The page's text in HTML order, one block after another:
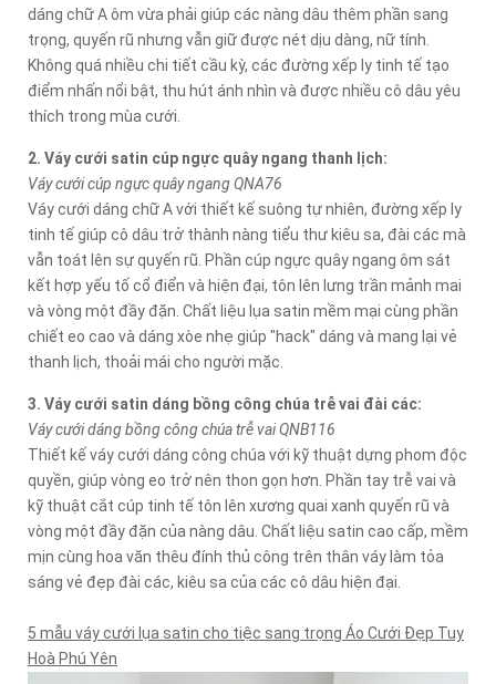
dáng chữ A ôm vừa phải giúp các nàng dâu thêm phần sang
trọng, quyến rũ nhưng vẫn giữ được nét dịu dàng, nữ tính.
Không quá nhiều chi tiết cầu kỳ, các đường xếp ly tinh tế tạo
điểm nhấn nổi bật, thu hút ánh nhìn và được nhiều cô dâu yêu
thích trong mùa cưới.
2. Váy cưới satin cúp ngực quây ngang thanh lịch:
Váy cưới cúp ngực quây ngang QNA76
Váy cưới dáng chữ A với thiết kế suông tự nhiên, đường xếp ly
tinh tế giúp cô dâu trở thành nàng tiểu thư kiêu sa, đài các mà
vẫn toát lên sự quyến rũ. Phần cúp ngực quây ngang ôm sát
kết hợp yếu tố cổ điển và hiện đại, tôn lên lưng trần mảnh mai
và vòng một đầy đặn. Chất liệu lụa satin mềm mại cùng phần
chiết eo cao và dáng xòe nhẹ giúp "hack" dáng và mang lại vẻ
thanh lịch, thoải mái cho người mặc.
3. Váy cưới satin dáng bồng công chúa trễ vai đài các:
Váy cưới dáng bồng công chúa trễ vai QNB116
Thiết kế váy cưới dáng công chúa với kỹ thuật dựng phom độc
quyền, giúp vòng eo trở nên thon gọn hơn. Phần tay trễ vai và
kỹ thuật cắt cúp tinh tế tôn lên xương quai xanh quyến rũ và
vòng một đầy đặn của nàng dâu. Chất liệu satin cao cấp, mềm
mịn cùng hoa văn thêu đính thủ công trên thân váy làm tỏa
sáng vẻ đẹp đài các, kiêu sa của các cô dâu hiện đại.
5 mẫu váy cưới lụa satin cho tiệc sang trọng Áo Cưới Đẹp Tuy
Hoà Phú Yên